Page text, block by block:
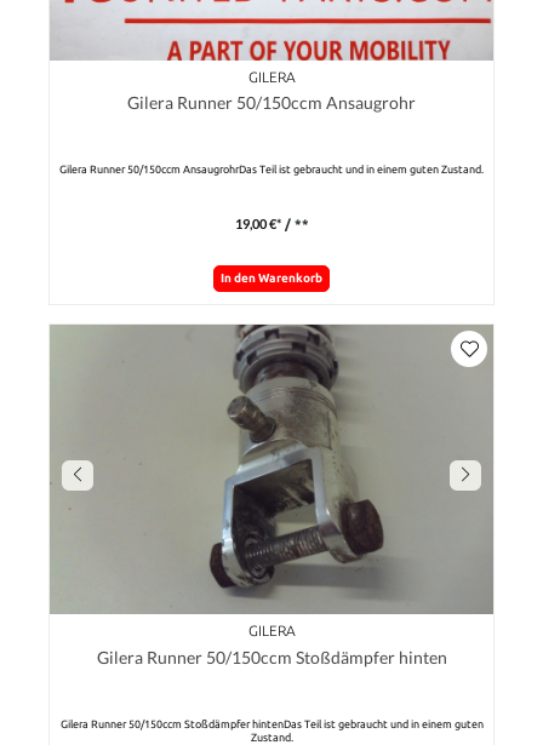
GILERA
Gilera Runner 50/150ccm Ansaugrohr
Gilera Runner 50/150ccm AnsaugrohrDas Teil ist gebraucht und in einem guten Zustand.
19,00 €* / **
In den Warenkorb
GILERA
Gilera Runner 50/150ccm Stoßdämpfer hinten
Gilera Runner 50/150ccm Stoßdämpfer hintenDas Teil ist gebraucht und in einem guten
Zustand.